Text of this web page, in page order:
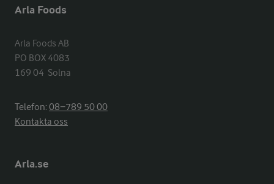
Arla Foods
Arla Foods AB
PO BOX 4083
169 04  Solna
Telefon:08−789 50 00
Kontakta oss
Arla.se